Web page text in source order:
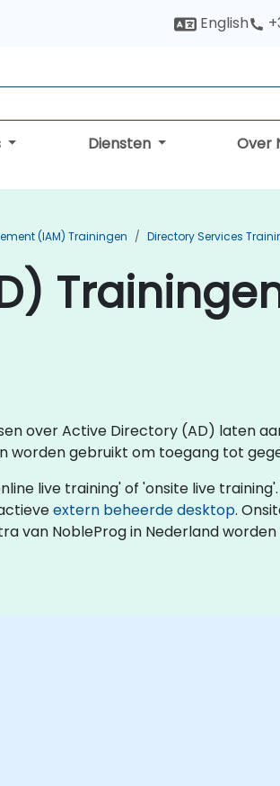
English
Diensten Over
(IAM) Trainingen Directory Services
over Active Directory (AD) laten
gebruikt om toegang tot
live training' of 'onsite live
extern beheerde desktop.
van NobleProg in Nederland